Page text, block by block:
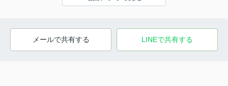
メールで共有する LINEで共有する